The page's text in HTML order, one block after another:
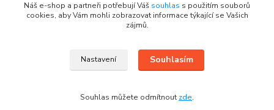
info@rajklubicek.cz
Náš e-shop a partneři potřebují Váš souhlas s použitím souborů
cookies, aby Vám mohli zobrazovat informace týkající se Vašich
zájmů.
Nastavení Souhlasím
Souhlas můžete odmítnout zde.